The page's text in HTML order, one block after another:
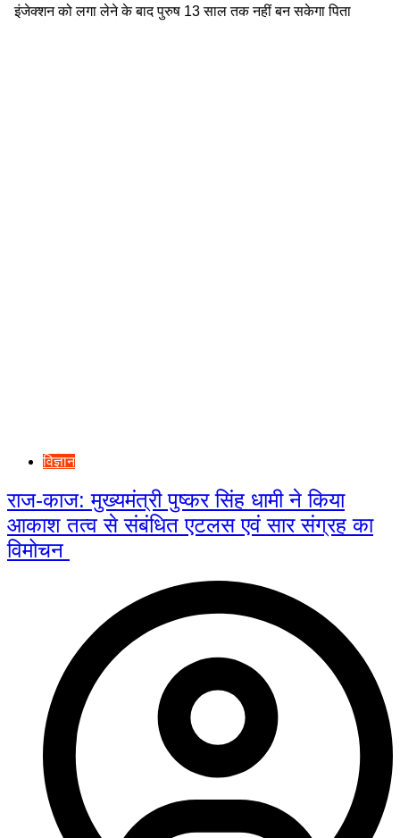
इंजेक्शन को लगा लेने के बाद पुरुष 13 साल तक नहीं बन सकेगा पिता
विज्ञान
राज-काज: मुख्यमंत्री पुष्कर सिंह धामी ने किया
आकाश तत्व से संबंधित एटलस एवं सार संग्रह का
विमोचन